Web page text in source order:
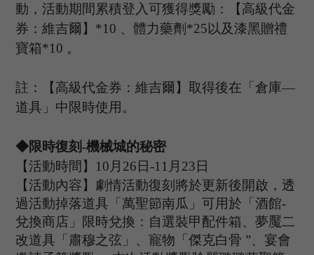
動，活動期間累積登入可獲得獎勵：【高級代金
券：維吉爾】 *10 、體力藥劑*25以及漆黑贈禮
寶箱*10 。
註：【高級代金券：維吉爾】取得後在「倉庫—
道具」中限時使用。
◆限時復刻-機械城的秘密
【活動時間】 10 月 26日-11 月 23日
【活動內容】劇情活動復刻將於更新後開啟，透
過活動掉落道具「萬聖節南瓜」可用於「酒館-
兌換商店」限時兌換：自選裝甲配件箱、夢魘二
改道具「肅穆之弦」、寵物「傑克白骨 ”、宴會